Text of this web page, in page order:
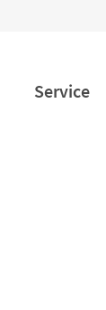
Service